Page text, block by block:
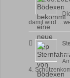
28
damit wird …
23
4.